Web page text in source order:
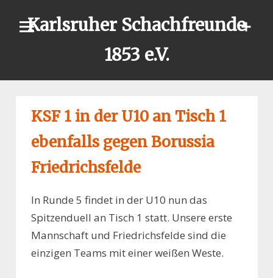
Karlsruher Schachfreunde
1853 e.V.
KSF 1 in der U10 an Tisch 1
ebenfalls gegen Borussia
Friedrichsfelde
In Runde 5 findet in der U10 nun das
Spitzenduell an Tisch 1 statt. Unsere erste
Mannschaft und Friedrichsfelde sind die
einzigen Teams mit einer weißen Weste.